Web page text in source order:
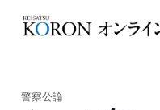
警察公論